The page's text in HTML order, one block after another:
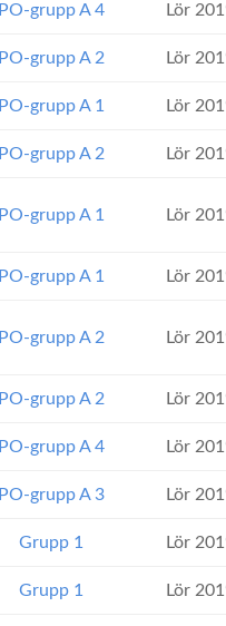
PO-grupp A 4 Lör
PO-grupp A 2 Lör
PO-grupp A 1 Lör
PO-grupp A 2 Lör
PO-grupp A 1 Lör
PO-grupp A 1 Lör
PO-grupp A 2 Lör
PO-grupp A 2 Lör
PO-grupp A 4 Lör
PO-grupp A 3 Lör
Grupp 1 Lör
Grupp 1 Lör